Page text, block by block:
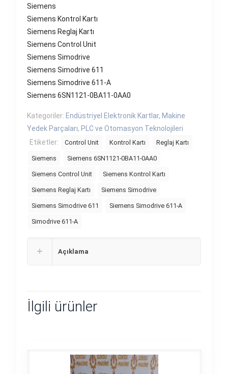
Siemens
Siemens Kontrol Kartı
Siemens Reglaj Kartı
Siemens Control Unit
Siemens Simodrive
Siemens Simodrive 611
Siemens Simodrive 611-A
Siemens 6SN1121-0BA11-0AA0
Kategoriler: Endüstriyel Elektronik Kartlar, Makine
Yedek Parçaları, PLC ve Otomasyon Teknolojileri
Etiketler:
Control Unit Kontrol Kartı Reglaj Kartı
Siemens Siemens 6SN1121-0BA11-0AA0
Siemens Control Unit Siemens Kontrol Kartı
Siemens Reglaj Kartı Siemens Simodrive
Siemens Simodrive 611 Siemens Simodrive 611-A
Simodrive 611-A
Açıklama
İlgili ürünler